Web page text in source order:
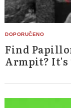
Find
Armpit? It's